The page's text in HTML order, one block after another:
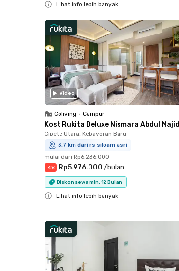
Lihat info lebih banyak
Video
Coliving • Campur
Kost Rukita Deluxe Nismara Abdul Majid
Cipete Utara, Kebayoran Baru
3.7 km dari rs siloam asri
mulai dari Rp6.236.000
-4% Rp5.976.000 /bulan
Diskon sewa min. 12 Bulan
Lihat info lebih banyak